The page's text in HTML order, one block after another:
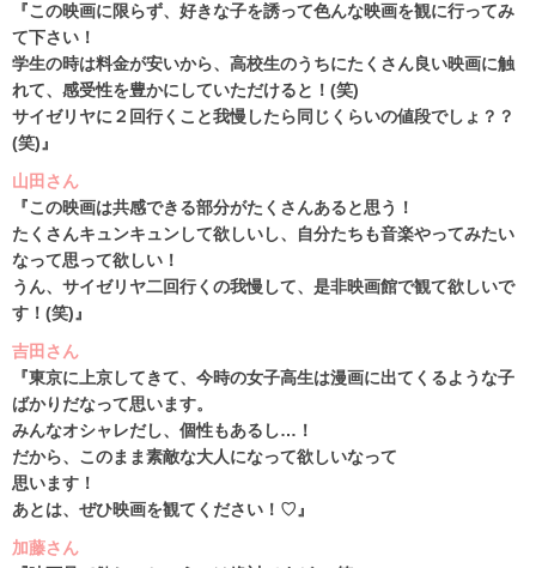
『この映画に限らず、好きな子を誘って色んな映画を観に行ってみ
て下さい！
学生の時は料金が安いから、高校生のうちにたくさん良い映画に触
れて、感受性を豊かにしていただけると！(笑)
サイゼリヤに２回行くこと我慢したら同じくらいの値段でしょ？？
(笑)』
山田さん
『この映画は共感できる部分がたくさんあると思う！
たくさんキュンキュンして欲しいし、自分たちも音楽やってみたい
なって思って欲しい！
うん、サイゼリヤ二回行くの我慢して、是非映画館で観て欲しいで
す！(笑)』
吉田さん
『東京に上京してきて、今時の女子高生は漫画に出てくるような子
ばかりだなって思います。
みんなオシャレだし、個性もあるし…！
だから、このまま素敵な大人になって欲しいなって
思います！
あとは、ぜひ映画を観てください！♡』
加藤さん